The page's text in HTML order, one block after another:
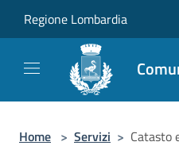
Regione Lombardia
Home > Servizi > Catasto